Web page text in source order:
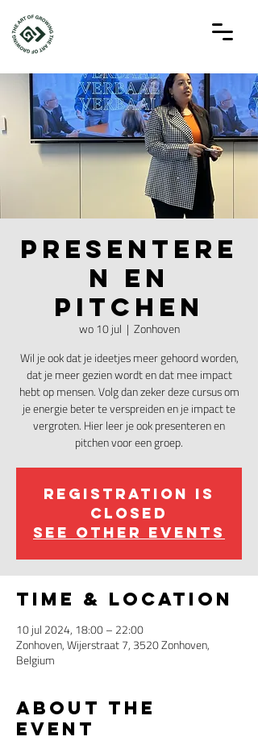
Presentere
n en
Pitchen
wo 10 jul
  |
Zonhoven
Wil je ook dat je ideetjes meer gehoord worden,
dat je meer gezien wordt en dat mee impact
hebt op mensen. Volg dan zeker deze cursus om
je energie beter te verspreiden en je impact te
vergroten. Hier leer je ook presenteren en
pitchen voor een groep.
Registration is
closed
See other events
Time & Location
10 jul 2024, 18:00 – 22:00
Zonhoven, Wijerstraat 7, 3520 Zonhoven,
Belgium
About the
event